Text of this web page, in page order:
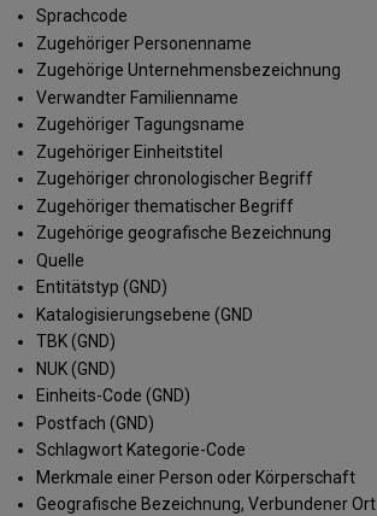
Sprachcode
Zugehöriger Personenname
Zugehörige Unternehmensbezeichnung
Verwandter Familienname
Zugehöriger Tagungsname
Zugehöriger Einheitstitel
Zugehöriger chronologischer Begriff
Zugehöriger thematischer Begriff
Zugehörige geografische Bezeichnung
Quelle
Entitätstyp (GND)
Katalogisierungsebene (GND
TBK (GND)
NUK (GND)
Einheits-Code (GND)
Postfach (GND)
Schlagwort Kategorie-Code
Merkmale einer Person oder Körperschaft
Geografische Bezeichnung, Verbundener Ort